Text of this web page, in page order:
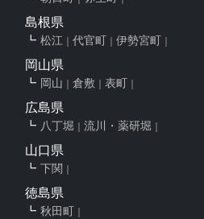
島根県
松江 代官町 伊勢宮町
岡山県
岡山 倉敷 表町
広島県
八丁堀 流川・薬研堀
山口県
下関
徳島県
秋田町